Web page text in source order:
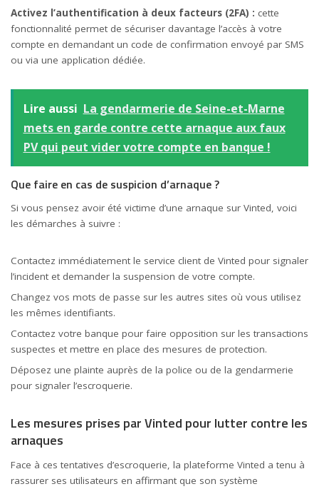
Activez l’authentification à deux facteurs (2FA) : cette
fonctionnalité permet de sécuriser davantage l’accès à votre
compte en demandant un code de confirmation envoyé par SMS
ou via une application dédiée.
Lire aussi La gendarmerie de Seine-et-Marne
mets en garde contre cette arnaque aux faux
PV qui peut vider votre compte en banque !
Que faire en cas de suspicion d’arnaque ?
Si vous pensez avoir été victime d’une arnaque sur Vinted, voici
les démarches à suivre :
Contactez immédiatement le service client de Vinted pour signaler
l’incident et demander la suspension de votre compte.
Changez vos mots de passe sur les autres sites où vous utilisez
les mêmes identifiants.
Contactez votre banque pour faire opposition sur les transactions
suspectes et mettre en place des mesures de protection.
Déposez une plainte auprès de la police ou de la gendarmerie
pour signaler l’escroquerie.
Les mesures prises par Vinted pour lutter contre les
arnaques
Face à ces tentatives d’escroquerie, la plateforme Vinted a tenu à
rassurer ses utilisateurs en affirmant que son système